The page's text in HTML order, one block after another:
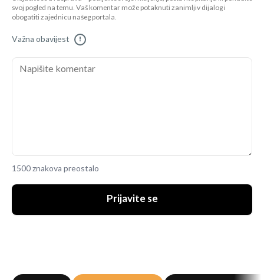
svoj pogled na temu. Vaš komentar može potaknuti zanimljiv dijalog i
obogatiti zajednicu našeg portala.
Važna obavijest !
1500 znakova preostalo
Prijavite se